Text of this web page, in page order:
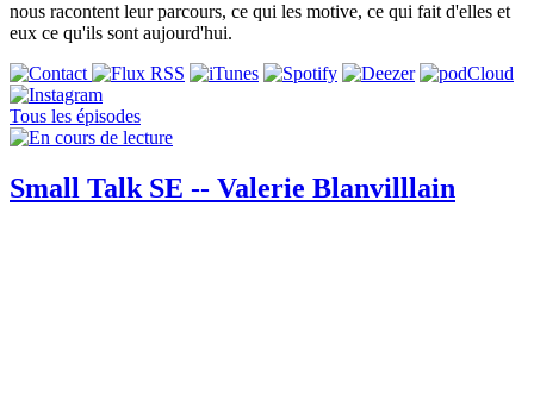
nous racontent leur parcours, ce qui les motive, ce qui fait d'elles et
eux ce qu'ils sont aujourd'hui.
Tous les épisodes
Small Talk SE -- Valerie Blanvilllain